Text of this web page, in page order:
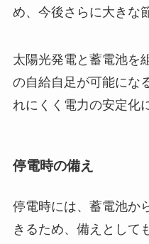
め、今後さらに大きな
太陽光発電と蓄電池を
の自給自足が可能にな
れにくく電力の安定化
停電時の備え
停電時には、蓄電池か
きるため、備えとして